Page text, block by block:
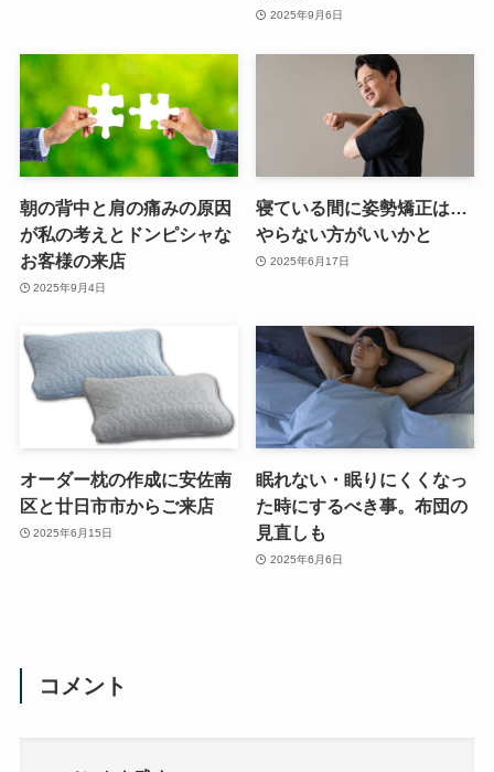
2025年9月6日
朝の背中と肩の痛みの原因
が私の考えとドンピシャな
お客様の来店
2025年9月4日
寝ている間に姿勢矯正は…
やらない方がいいかと
2025年6月17日
オーダー枕の作成に安佐南
区と廿日市市からご来店
2025年6月15日
眠れない・眠りにくくなっ
た時にするべき事。布団の
見直しも
2025年6月6日
コメント